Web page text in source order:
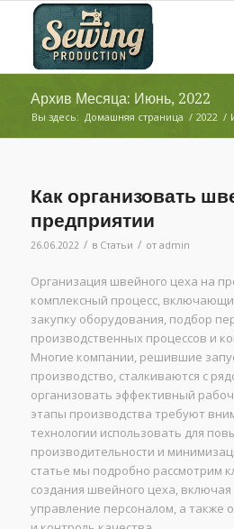
Архив Месяца: Июнь, 2022
Вы здесь: Домашняя страница / 2022 /
Как организовать
предприятии
26.06.2022 / в Статьи / от admin
Организация швейного цеха на
комплексный процесс,
закупку оборудования, подбор
производственных процессов и
Многие компании, решившие
производство, сталкиваются с
организовать эффективный
этапы производства требуют
технологии использовать для
производительности и
статье мы подробно рассмотрим
создания швейного цеха,
управление персоналом, а также